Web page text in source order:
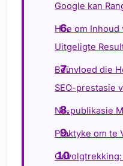
Google kan
Hoe om
Uitgeligte
Beïnvloed die
SEO-prestasie
Na-publikasie
Praktyke om te